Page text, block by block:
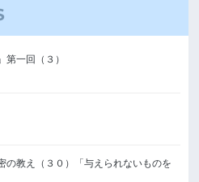
第一回（３）
の教え（３０）「与えられないものを